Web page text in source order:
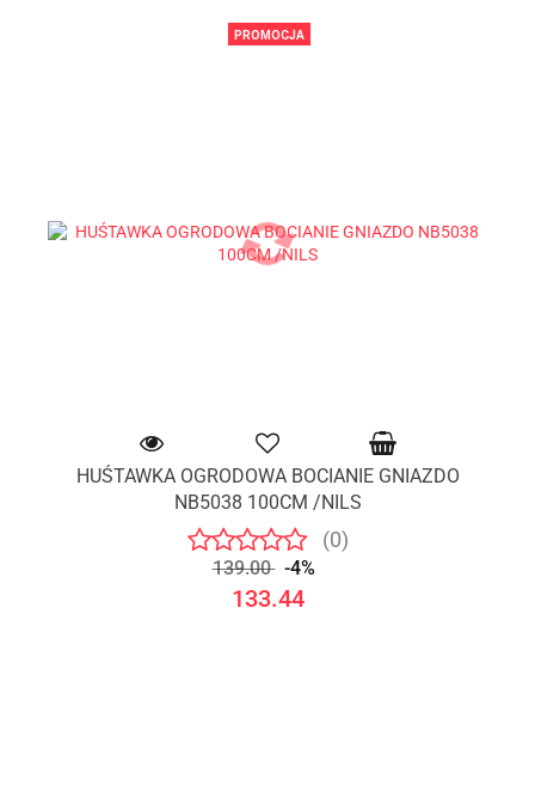
PROMOCJA
HUŚTAWKA OGRODOWA BOCIANIE GNIAZDO
NB5038 100CM /NILS
(0)
139.00 -4%
133.44